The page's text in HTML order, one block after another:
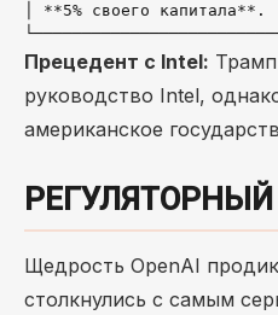
│ **5% своего
Прецедент с Intel:
руководство Intel,
американское
Щедрость OpenAI
столкнулись с самым